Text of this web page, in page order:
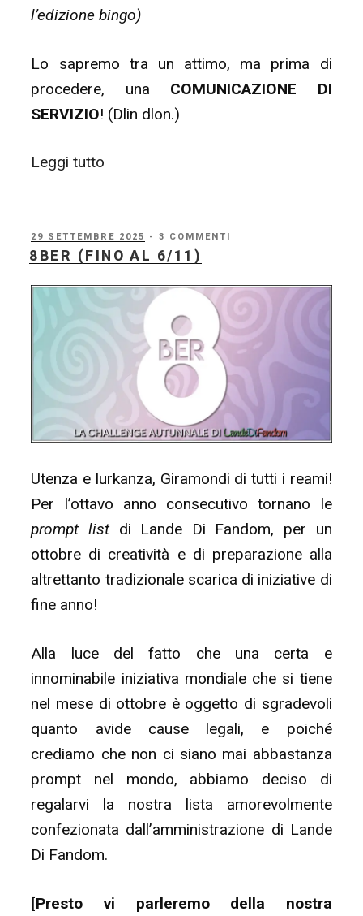
l’edizione bingo)
Lo sapremo tra un attimo, ma prima di
procedere, una COMUNICAZIONE DI
SERVIZIO! (Dlin dlon.)
Leggi tutto
Lande
16
–
#tombolacore”
PUBBLICATO
IL
29 SETTEMBRE 2025 - 3 COMMENTI
8BER (FINO AL 6/11)
Utenza e lurkanza, Giramondi di tutti i reami!
Per l’ottavo anno consecutivo tornano le
prompt listdi Lande Di Fandom, per un
ottobre di creatività e di preparazione alla
altrettanto tradizionale scarica di iniziative di
fine anno!
Alla luce del fatto che una certa e
innominabile iniziativa mondiale che si tiene
nel mese di ottobre è oggetto di sgradevoli
quanto avide cause legali, e poiché
crediamo che non ci siano mai abbastanza
prompt nel mondo, abbiamo deciso di
regalarvi la nostra lista amorevolmente
confezionata dall’amministrazione di Lande
Di Fandom.
[Presto vi parleremo della nostra